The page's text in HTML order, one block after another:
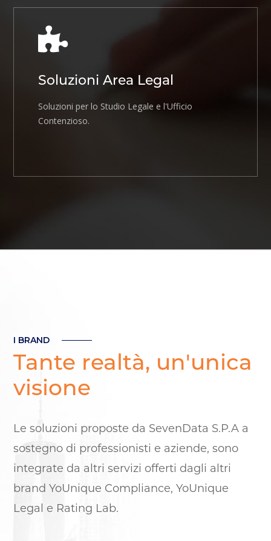
Soluzioni Area Legal
Soluzioni per lo Studio Legale e l'Ufficio
Contenzioso.
SCOPRI DI PIÙ
I BRAND
Tante realtà, un'unica
visione
Le soluzioni proposte da SevenData S.P.A a
sostegno di professionisti e aziende, sono
integrate da altri servizi offerti dagli altri
brand YoUnique Compliance, YoUnique
Legal e Rating Lab.